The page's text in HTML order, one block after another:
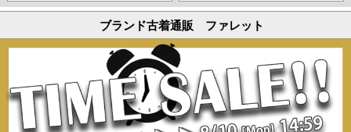
ブランド古着通販 ファレット